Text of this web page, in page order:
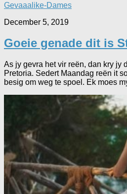
Gevaaalike-Dames
December 5, 2019
Goeie genade dit is
As jy gevra het vir reën, dan kry jy
Pretoria. Sedert Maandag reën it
besig om weg te spoel. Ek moes